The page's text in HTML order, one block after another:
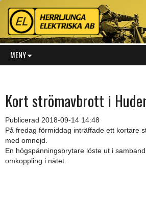
MENY
Kort strömavbrott i
Publicerad 2018-09-14 14:48
På fredag förmiddag inträffade ett kortare
med omnejd.
En högspänningsbrytare löste ut i
omkoppling i nätet.